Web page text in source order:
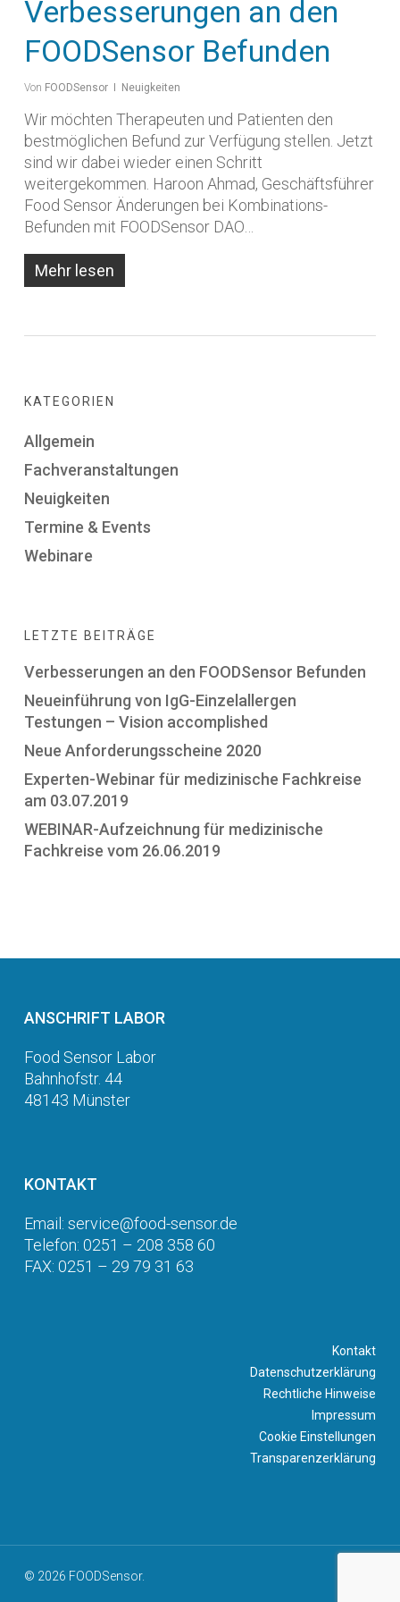
Verbesserungen an den
FOODSensor Befunden
Von FOODSensor Neuigkeiten
Wir möchten Therapeuten und Patienten den
bestmöglichen Befund zur Verfügung stellen. Jetzt
sind wir dabei wieder einen Schritt
weitergekommen. Haroon Ahmad, Geschäftsführer
Food Sensor Änderungen bei Kombinations-
Befunden mit FOODSensor DAO…
Mehr lesen
KATEGORIEN
Allgemein
Fachveranstaltungen
Neuigkeiten
Termine & Events
Webinare
LETZTE BEITRÄGE
Verbesserungen an den FOODSensor Befunden
Neueinführung von IgG-Einzelallergen
Testungen – Vision accomplished
Neue Anforderungsscheine 2020
Experten-Webinar für medizinische Fachkreise
am 03.07.2019
WEBINAR-Aufzeichnung für medizinische
Fachkreise vom 26.06.2019
ANSCHRIFT LABOR
Food Sensor Labor
Bahnhofstr. 44
48143 Münster
KONTAKT
Email: service@food-sensor.de
Telefon: 0251 – 208 358 60
FAX: 0251 – 29 79 31 63
Kontakt
Datenschutzerklärung
Rechtliche Hinweise
Impressum
Cookie Einstellungen
Transparenzerklärung
© 2026 FOODSensor.